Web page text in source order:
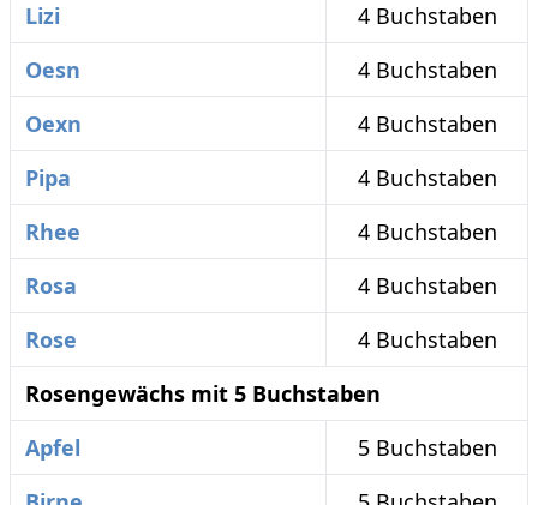
Lizi
4 Buchstaben
Oesn
4 Buchstaben
Oexn
4 Buchstaben
Pipa
4 Buchstaben
Rhee
4 Buchstaben
Rosa
4 Buchstaben
Rose
4 Buchstaben
Rosengewächs mit 5 Buchstaben
Apfel
5 Buchstaben